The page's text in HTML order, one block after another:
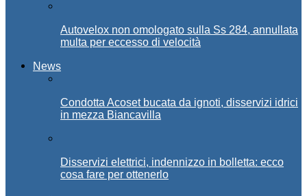
Autovelox non omologato sulla Ss 284, annullata
multa per eccesso di velocità
News
Condotta Acoset bucata da ignoti, disservizi idrici
in mezza Biancavilla
Disservizi elettrici, indennizzo in bolletta: ecco
cosa fare per ottenerlo